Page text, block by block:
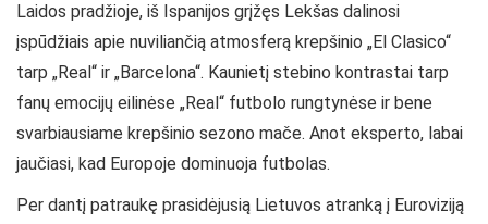
Laidos pradžioje, iš Ispanijos grįžęs Lekšas dalinosi
įspūdžiais apie nuviliančią atmosferą krepšinio „El Clasico“
tarp „Real“ ir „Barcelona“. Kaunietį stebino kontrastai tarp
fanų emocijų eilinėse „Real“ futbolo rungtynėse ir bene
svarbiausiame krepšinio sezono mače. Anot eksperto, labai
jaučiasi, kad Europoje dominuoja futbolas.
Per dantį patraukę prasidėjusią Lietuvos atranką į Euroviziją